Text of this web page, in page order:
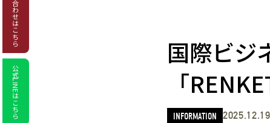
はこちら
公式LINEはこちら
国際ビジ
「
INFORMATION 2025.12.19